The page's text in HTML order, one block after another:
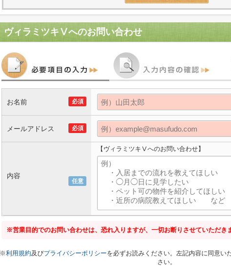
ヴィラミツキⅤへのお問い合わせ
必須
お名前
必須
メールアドレス
任意
内容
【ヴィラミツキⅤへのお問い合わせ】
※営業目的でのお問い合わせは、恐れ入りますが、一切お断りさせていただき
※利用規約及びプライバシーポリシーを必ずお読みください。左記内容に同意い
さい。